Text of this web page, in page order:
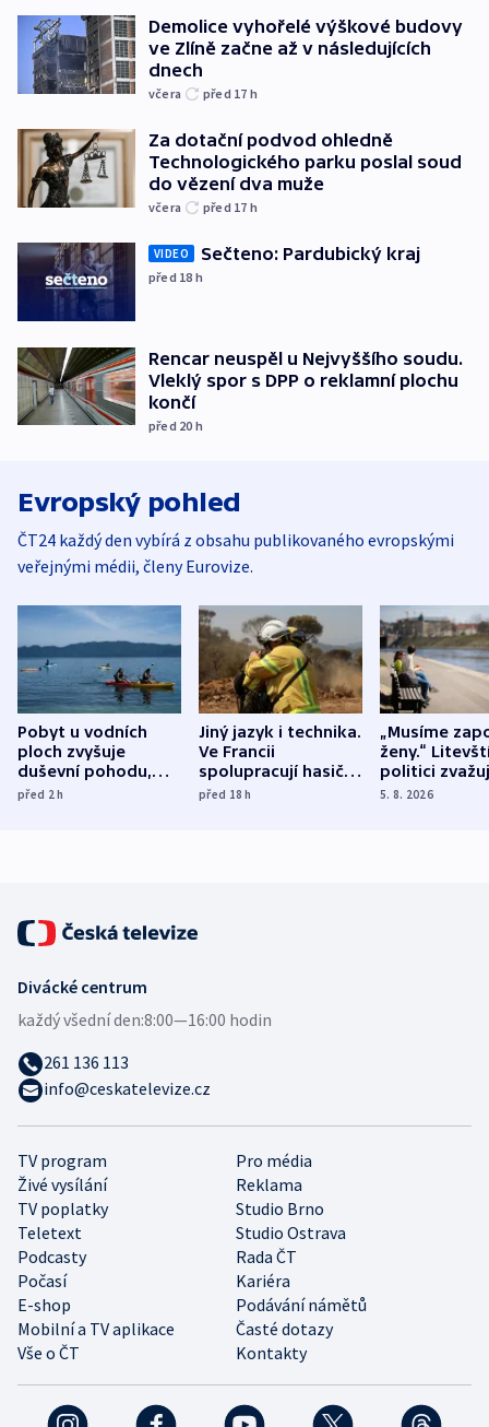
Demolice vyhořelé výškové budovy
ve Zlíně začne až v následujících
dnech
včera před 17 h
Za dotační podvod ohledně
Technologického parku poslal soud
do vězení dva muže
včera před 17 h
VIDEO Sečteno: Pardubický kraj
před 18 h
Rencar neuspěl u Nejvyššího soudu.
Vleklý spor s DPP o reklamní plochu
končí
před 20 h
Evropský pohled
ČT24 každý den vybírá z obsahu publikovaného evropskými
veřejnými médii, členy Eurovize.
Pobyt u vodních
ploch zvyšuje
duševní pohodu,
ukázala
před 2h
Jiný jazyk i technika.
Ve Francii
spolupracují hasiči z
různých zemí
před 18h
„Musíme
ženy.“
politici
dohodu o
5. 8. 2026
TV program
Pro média
Živé vysílání
Reklama
TV poplatky
Studio Brno
Teletext
Studio Ostrava
Podcasty
Rada ČT
Počasí
Kariéra
E-shop
Podávání námětů
Mobilní a TV aplikace
Časté dotazy
Vše o ČT
Kontakty
Divácké centrum
každý všední den:8:00—16:00 hodin
261 136 113
info@ceskatelevize.cz